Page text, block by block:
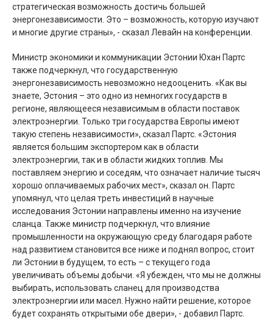
стратегическая возможность достичь большей
энергонезависимости. Это – возможность, которую изучают
и многие другие страны», - сказал Левайн на конференции.
Министр экономики и коммуникации Эстонии Юхан Партс
также подчеркнул, что государственную
энергонезависимость невозможно недооценить. «Как вы
знаете, Эстония – это одно из немногих государств в
регионе, являющееся независимым в области поставок
электроэнергии. Только три государства Европы имеют
такую степень независимости», сказал Партс. «Эстония
является большим экспортером как в области
электроэнергии, так и в области жидких топлив. Мы
поставляем энергию и соседям, что означает наличие тысяч
хорошо оплачиваемых рабочих мест», сказал он. Партс
упомянул, что целая треть инвестиций в научные
исследования Эстонии направлены именно на изучение
сланца. Также министр подчеркнул, что влияние
промышленности на окружающую среду благодаря работе
над развитием становится все ниже и поднял вопрос, стоит
ли Эстонии в будущем, то есть – с текущего года
увеличивать объемы добычи. «Я убежден, что мы не должны
выбирать, использовать сланец для производства
электроэнергии или масел. Нужно найти решение, которое
будет сохранять открытыми обе двери», - добавил Партс.